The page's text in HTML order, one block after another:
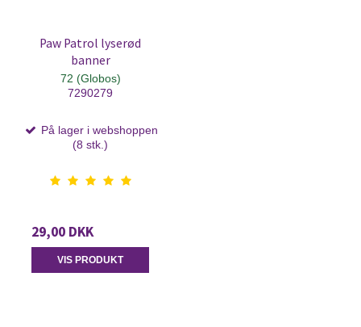
Paw Patrol lyserød
banner
72 (Globos)
7290279
På lager i webshoppen
(8 stk.)
29,00 DKK
VIS PRODUKT